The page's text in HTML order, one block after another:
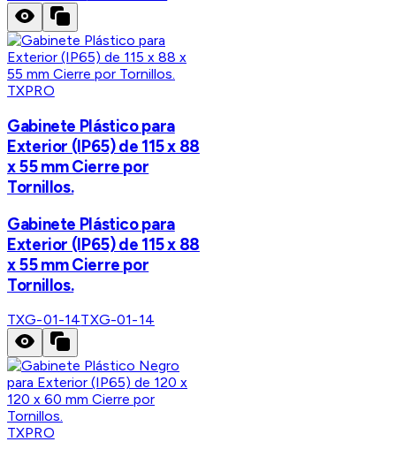
TXPRO
Gabinete Plástico para
Exterior (IP65) de 115 x 88
x 55 mm Cierre por
Tornillos.
Gabinete Plástico para
Exterior (IP65) de 115 x 88
x 55 mm Cierre por
Tornillos.
TXG-01-14TXG-01-14
TXPRO